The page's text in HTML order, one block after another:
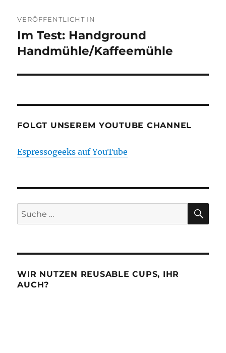
VERÖFFENTLICHT IN
Im Test: Handground
Handmühle/Kaffeemühle
FOLGT UNSEREM YOUTUBE CHANNEL
Espressogeeks auf YouTube
Suche
nach:
WIR NUTZEN REUSABLE CUPS, IHR
AUCH?